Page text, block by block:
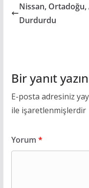
Nissan,
Durdurdu
Bir yanıt yazın
E-posta adresiniz
ile işaretlenmişlerdir
Yorum *